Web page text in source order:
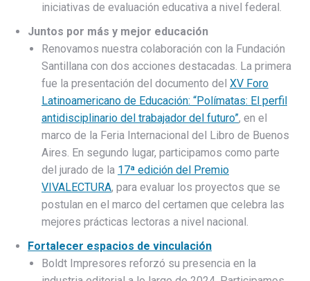
iniciativas de evaluación educativa a nivel federal.
Juntos por más y mejor educación
Renovamos nuestra colaboración con la Fundación
Santillana con dos acciones destacadas. La primera
fue la presentación del documento del XV Foro
Latinoamericano de Educación: “Polímatas: El perfil
antidisciplinario del trabajador del futuro”, en el
marco de la Feria Internacional del Libro de Buenos
Aires. En segundo lugar, participamos como parte
del jurado de la 17ª edición del Premio
VIVALECTURA, para evaluar los proyectos que se
postulan en el marco del certamen que celebra las
mejores prácticas lectoras a nivel nacional.
Fortalecer espacios de vinculación
Boldt Impresores reforzó su presencia en la